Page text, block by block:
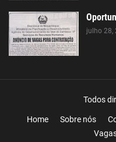
julho 28,
Todos
Home Sobre nós